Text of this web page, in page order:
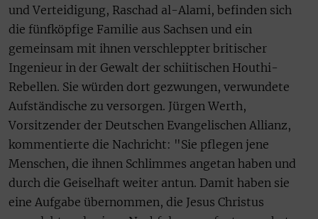
und Verteidigung, Raschad al-Alami, befinden sich
die fünfköpfige Familie aus Sachsen und ein
gemeinsam mit ihnen verschleppter britischer
Ingenieur in der Gewalt der schiitischen Houthi-
Rebellen. Sie würden dort gezwungen, verwundete
Aufständische zu versorgen. Jürgen Werth,
Vorsitzender der Deutschen Evangelischen Allianz,
kommentierte die Nachricht: "Sie pflegen jene
Menschen, die ihnen Schlimmes angetan haben und
durch die Geiselhaft weiter antun. Damit haben sie
eine Aufgabe übernommen, die Jesus Christus